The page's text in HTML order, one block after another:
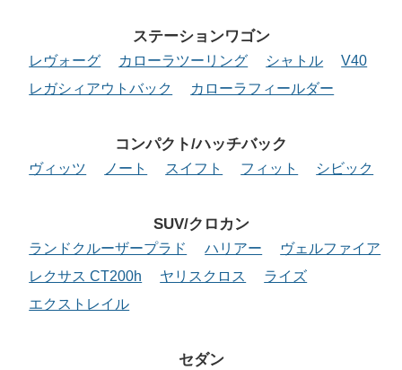
ステーションワゴン
レヴォーグ カローラツーリング シャトル
V40
レガシィアウトバック
カローラフィールダー
コンパクト/ハッチバック
ヴィッツ ノート スイフト フィット シビック
SUV/クロカン
ランドクルーザープラド ハリアー
ヴェルファイア
レクサス CT200h
ヤリスクロス
ライズ
エクストレイル
セダン